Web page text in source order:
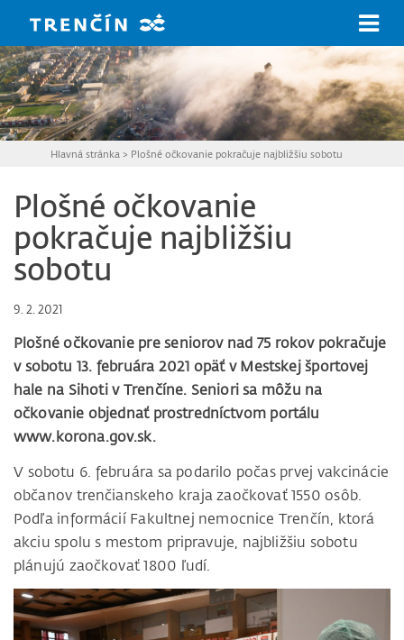
Hlavná stránka > Plošné očkovanie pokračuje najbližšiu sobotu
Plošné očkovanie
pokračuje najbližšiu
sobotu
9. 2. 2021
Plošné očkovanie pre seniorov nad 75 rokov pokračuje
v sobotu 13. februára 2021 opäť v Mestskej športovej
hale na Sihoti v Trenčíne. Seniori sa môžu na
očkovanie objednať prostredníctvom portálu
www.korona.gov.sk.
V sobotu 6. februára sa podarilo počas prvej vakcinácie
občanov trenčianskeho kraja zaočkovať 1550 osôb.
Podľa informácií Fakultnej nemocnice Trenčín, ktorá
akciu spolu s mestom pripravuje, najbližšiu sobotu
plánujú zaočkovať 1800 ľudí.